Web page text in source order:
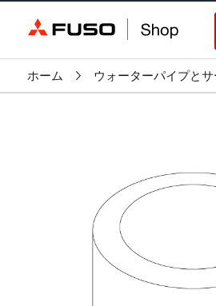
ホーム ウォーターパイプと